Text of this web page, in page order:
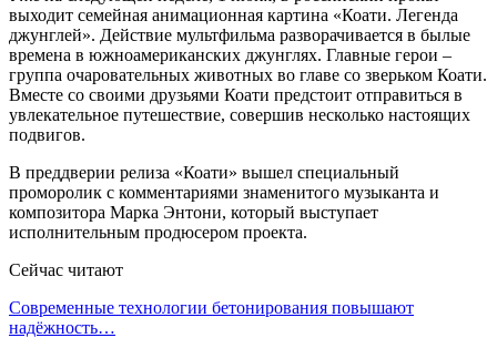
выходит семейная анимационная картина «Коати. Легенда
джунглей». Действие мультфильма разворачивается в былые
времена в южноамериканских джунглях. Главные герои –
группа очаровательных животных во главе со зверьком Коати.
Вместе со своими друзьями Коати предстоит отправиться в
увлекательное путешествие, совершив несколько настоящих
подвигов.
В преддверии релиза «Коати» вышел специальный
проморолик с комментариями знаменитого музыканта и
композитора Марка Энтони, который выступает
исполнительным продюсером проекта.
Сейчас читают
Современные технологии бетонирования повышают
надёжность…